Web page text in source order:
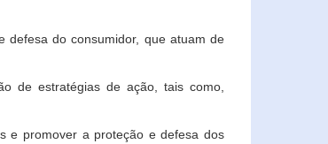
defesa do consumidor, que atuam de
de estratégias de ação, tais como,
e promover a proteção e defesa dos